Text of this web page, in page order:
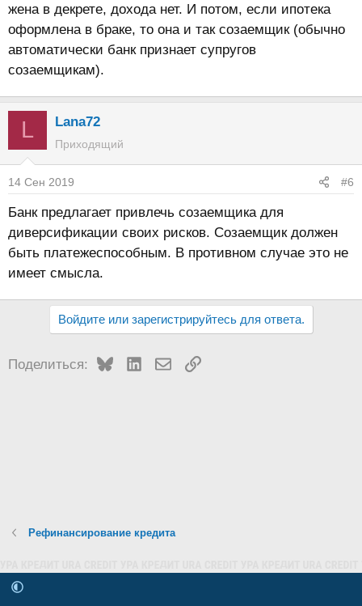
жена в декрете, дохода нет. И потом, если ипотека
оформлена в браке, то она и так созаемщик (обычно
автоматически банк признает супругов
созаемщикам).
L Lana72
Приходящий
14 Сен 2019 #6
Банк предлагает привлечь созаемщика для
диверсификации своих рисков. Созаемщик должен
быть платежеспособным. В противном случае это не
имеет смысла.
Войдите или зарегистрируйтесь для ответа.
Поделиться: BlueskyLinkedInЭлектронная почта
Ссылка
Рефинансирование кредита